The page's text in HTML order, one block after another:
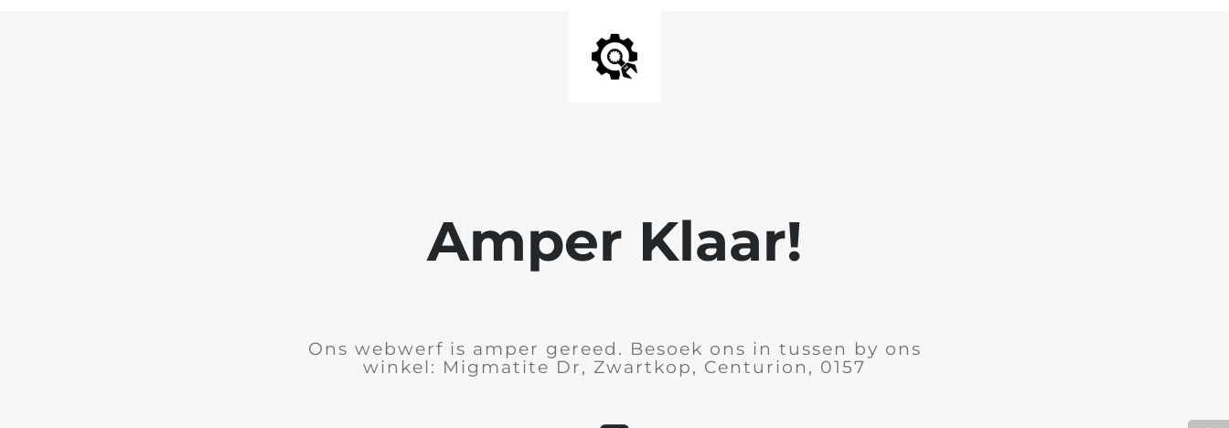
Amper Klaar!
Ons webwerf is amper gereed. Besoek ons in tussen by ons
winkel: Migmatite Dr, Zwartkop, Centurion, 0157